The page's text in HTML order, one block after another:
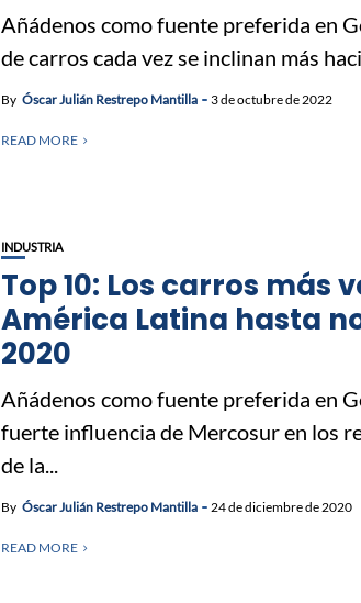
Añádenos como fuente preferida en
de carros cada vez se inclinan más
By Óscar Julián Restrepo Mantilla 3 de octubre de 2022
READ MORE
INDUSTRIA
Top 10: Los carros más
América Latina hasta
2020
Añádenos como fuente preferida en
fuerte influencia de Mercosur en los
de la...
By Óscar Julián Restrepo Mantilla 24 de diciembre de 2020
READ MORE